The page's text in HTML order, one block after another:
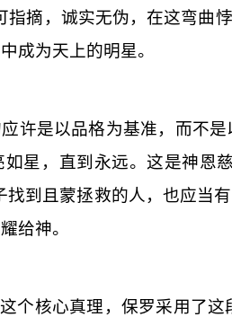
指摘，诚实无伪，在这弯曲
成为天上的明星。
许是以品格为基准，而不
星，直到永远。这是神恩
找到且蒙拯救的人，也应当
给神。
个核心真理，保罗采用了